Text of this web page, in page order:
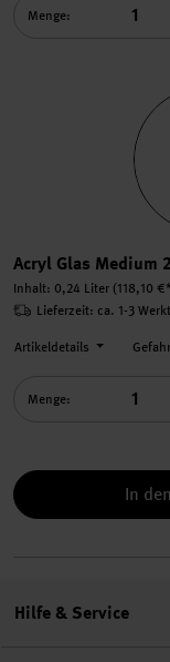
Menge:
Acryl Glas Medium
Inhalt: 0,24 Liter (118,10
Lieferzeit: ca. 1-3
Artikeldetails
Menge:
In
Hilfe & Service